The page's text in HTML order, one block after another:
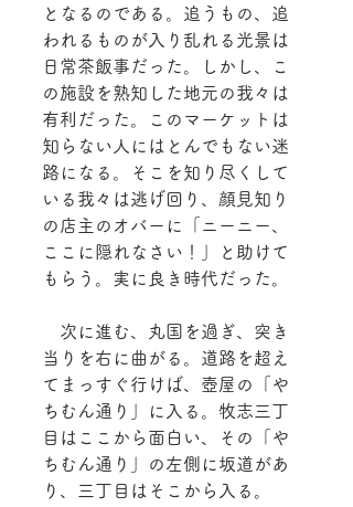
となるのである。追うもの、追
われるものが入り乱れる光景は
日常茶飯事だった。しかし、こ
の施設を熟知した地元の我々は
有利だった。このマーケットは
知らない人にはとんでもない迷
路になる。そこを知り尽くして
いる我々は逃げ回り、顔見知り
の店主のオバーに「ニーニー、
ここに隠れなさい！」と助けて
もらう。実に良き時代だった。
次に進む、丸国を過ぎ、突き
当りを右に曲がる。道路を超え
てまっすぐ行けば、壺屋の「や
ちむん通り」に入る。牧志三丁
目はここから面白い、その「や
ちむん通り」の左側に坂道があ
り、三丁目はそこから入る。